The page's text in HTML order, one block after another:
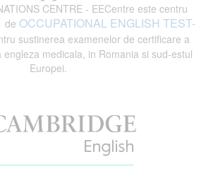
CENTRE - EECentre este centru
de OCCUPATIONAL ENGLISH TEST-
sustinerea examenelor de certificare a
medicala, in Romania si sud-estul
Europei.